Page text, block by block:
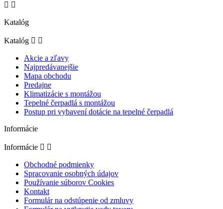
 
Katalóg
Katalóg  
Akcie a zľavy
Najpredávanejšie
Mapa obchodu
Predajne
Klimatizácie s montážou
Tepelné čerpadlá s montážou
Postup pri vybavení dotácie na tepelné čerpadlá
Informácie
Informácie  
Obchodné podmienky
Spracovanie osobných údajov
Používanie súborov Cookies
Kontakt
Formulár na odstúpenie od zmluvy